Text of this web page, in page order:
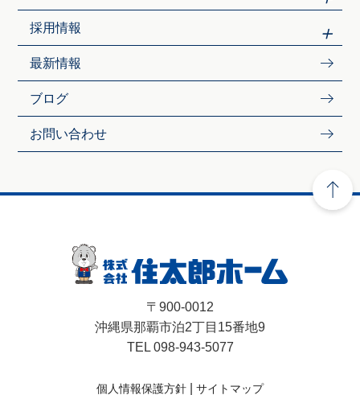
採用情報
最新情報
ブログ
お問い合わせ
〒900-0012
沖縄県那覇市泊2丁目15番地9
TEL 098-943-5077
個人情報保護方針 サイトマップ